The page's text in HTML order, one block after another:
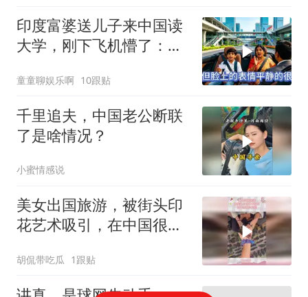
印度富婆送儿子来中国读
大学，刚下飞机懵了：这
童童聊娱乐啊 10跟贴
千里追夫，中国老公断联
了是啥情况？
小蜜情感说
美女出国旅游，被街头印
花艺术吸引，在中国很少
胡侃带吃瓜 1跟贴